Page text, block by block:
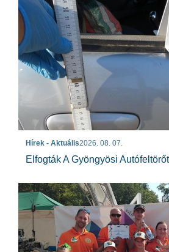
Hírek - Aktuális2026. 08. 07.
Elfogták A Gyöngyösi Autófeltörőt